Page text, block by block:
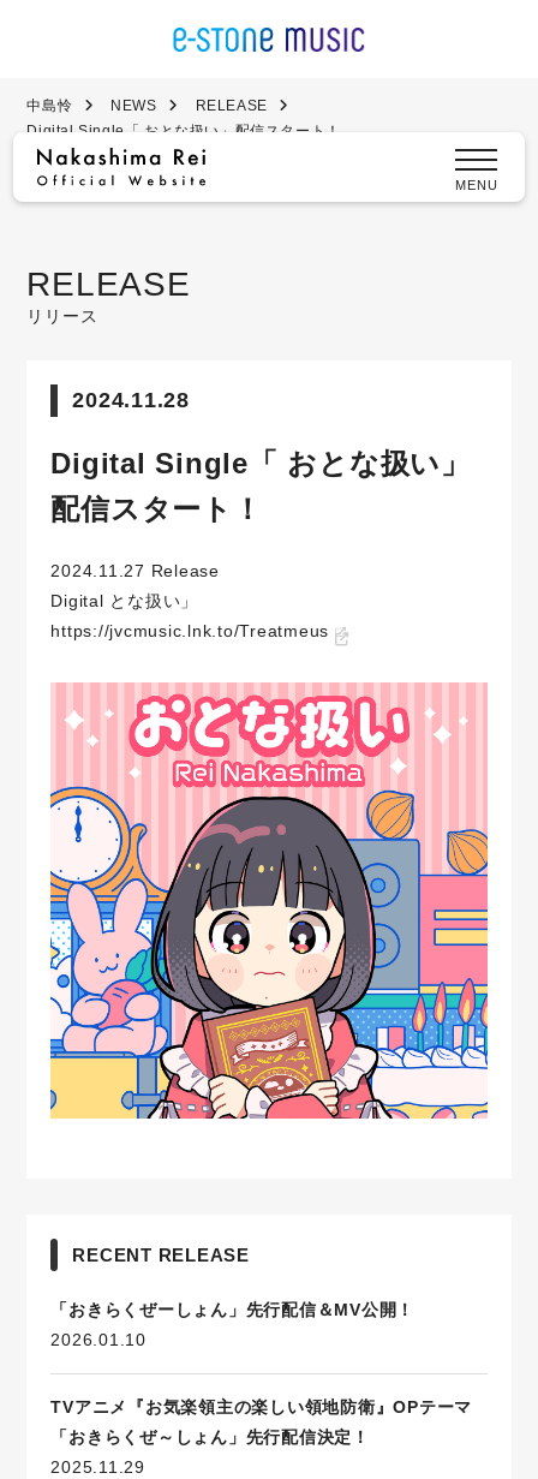
MENU
中島怜 NEWS
RELEASE
Digital Single「 おとな扱い」配信スタート！
RELEASE
リリース
2024.11.28
Digital Single「 おとな扱い」
配信スタート！
2024.11.27 Release
Digital とな扱い」
https://jvcmusic.lnk.to/Treatmeus
RECENT RELEASE
「おきらくぜーしょん」先行配信＆MV公開！
2026.01.10
TVアニメ『お気楽領主の楽しい領地防衛』OPテーマ
「おきらくぜ～しょん」先行配信決定！
2025.11.29